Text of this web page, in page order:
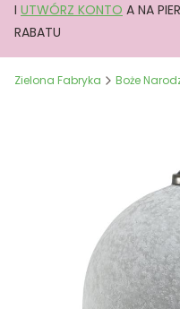
I UTWÓRZ KONTO A NA
RABATU
Zielona Fabryka Boże